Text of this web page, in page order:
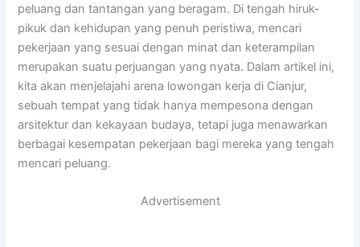
peluang dan tantangan yang beragam. Di tengah hiruk-
pikuk dan kehidupan yang penuh peristiwa, mencari
pekerjaan yang sesuai dengan minat dan keterampilan
merupakan suatu perjuangan yang nyata. Dalam artikel ini,
kita akan menjelajahi arena lowongan kerja di Cianjur,
sebuah tempat yang tidak hanya mempesona dengan
arsitektur dan kekayaan budaya, tetapi juga menawarkan
berbagai kesempatan pekerjaan bagi mereka yang tengah
mencari peluang.
Advertisement